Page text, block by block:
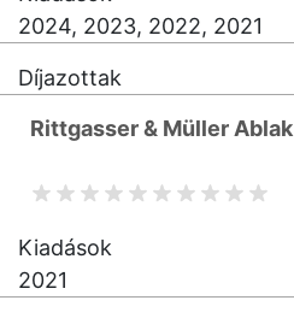
2024, 2023, 2022, 2021
Díjazottak
Rittgasser & Müller Ablak
Kiadások
2021